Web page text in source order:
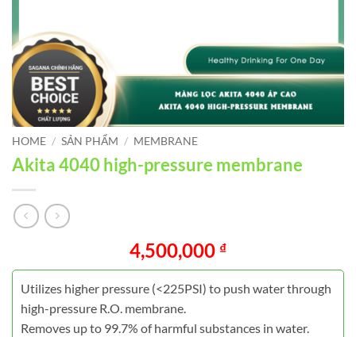
HOME / SẢN PHẨM / MEMBRANE
Akita 4040 high-pressure membrane
4,500,000 ₫
Utilizes higher pressure (<225PSI) to push water through
high-pressure R.O. membrane.
Removes up to 99.7% of harmful substances in water.